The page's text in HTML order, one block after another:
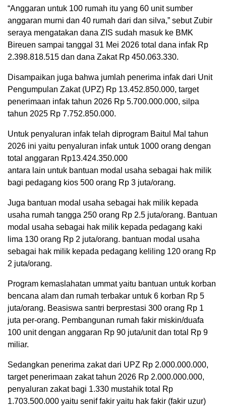
“Anggaran untuk 100 rumah itu yang 60 unit sumber
anggaran murni dan 40 rumah dari dan silva,” sebut Zubir
seraya mengatakan dana ZIS sudah masuk ke BMK
Bireuen sampai tanggal 31 Mei 2026 total dana infak Rp
2.398.818.515 dan dana Zakat Rp 450.063.330.
Disampaikan juga bahwa jumlah penerima infak dari Unit
Pengumpulan Zakat (UPZ) Rp 13.452.850.000, target
penerimaan infak tahun 2026 Rp 5.700.000.000, silpa
tahun 2025 Rp 7.752.850.000.
Untuk penyaluran infak telah diprogram Baitul Mal tahun
2026 ini yaitu penyaluran infak untuk 1000 orang dengan
total anggaran Rp13.424.350.000
antara lain untuk bantuan modal usaha sebagai hak milik
bagi pedagang kios 500 orang Rp 3 juta/orang.
Juga bantuan modal usaha sebagai hak milik kepada
usaha rumah tangga 250 orang Rp 2.5 juta/orang. Bantuan
modal usaha sebagai hak milik kepada pedagang kaki
lima 130 orang Rp 2 juta/orang. bantuan modal usaha
sebagai hak milik kepada pedagang keliling 120 orang Rp
2 juta/orang.
Program kemaslahatan ummat yaitu bantuan untuk korban
bencana alam dan rumah terbakar untuk 6 korban Rp 5
juta/orang. Beasiswa santri berprestasi 300 orang Rp 1
juta per-orang. Pembangunan rumah fakir miskin/duafa
100 unit dengan anggaran Rp 90 juta/unit dan total Rp 9
miliar.
Sedangkan penerima zakat dari UPZ Rp 2.000.000.000,
target penerimaan zakat tahun 2026 Rp 2.000.000.000,
penyaluran zakat bagi 1.330 mustahik total Rp
1.703.500.000 yaitu senif fakir yaitu hak fakir (fakir uzur)